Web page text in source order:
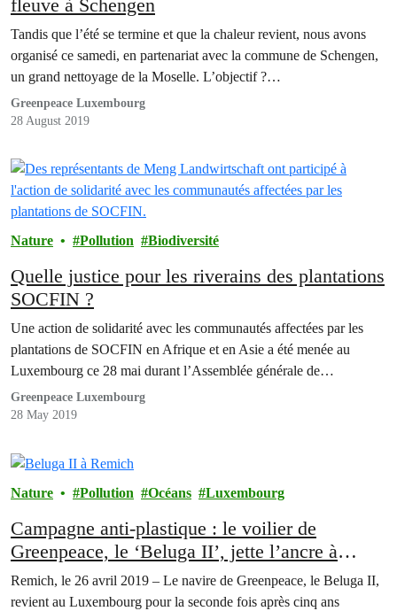
fleuve à Schengen
Tandis que l’été se termine et que la chaleur revient, nous avons
organisé ce samedi, en partenariat avec la commune de Schengen,
un grand nettoyage de la Moselle. L’objectif ?…
Greenpeace Luxembourg
28 August 2019
Nature Pollution Biodiversité
Quelle justice pour les riverains des plantations
SOCFIN ?
Une action de solidarité avec les communautés affectées par les
plantations de SOCFIN en Afrique et en Asie a été menée au
Luxembourg ce 28 mai durant l’Assemblée générale de…
Greenpeace Luxembourg
28 May 2019
Nature Pollution Océans Luxembourg
Campagne anti-plastique : le voilier de
Greenpeace, le ‘Beluga II’, jette l’ancre à
Remich
Remich, le 26 avril 2019 – Le navire de Greenpeace, le Beluga II,
revient au Luxembourg pour la seconde fois après cinq ans